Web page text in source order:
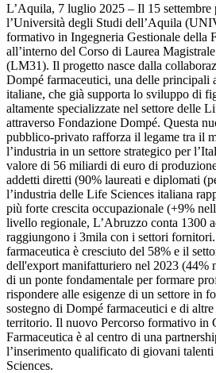
L’Aquila, 7 luglio 2025 – Il 15 settembre
l’Università degli Studi dell’Aquila
formativo in Ingegneria Gestionale della
all’interno del Corso di Laurea
(LM31). Il progetto nasce dalla
Dompé farmaceutici, una delle principali
italiane, che già supporta lo sviluppo di
altamente specializzate nel settore delle
attraverso Fondazione Dompé. Questa
pubblico-privato rafforza il legame tra il
l’industria in un settore strategico per
valore di 56 miliardi di euro di
addetti diretti (90% laureati e diplomati
l’industria delle Life Sciences italiana
più forte crescita occupazionale (+9%
livello regionale, L’Abruzzo conta 1300
raggiungono i 3mila con i settori
farmaceutica è cresciuto del 58% e il
dell'export manifatturiero nel 2023 (44%
di un ponte fondamentale per formare
rispondere alle esigenze di un settore in
sostegno di Dompé farmaceutici e di
territorio. Il nuovo Percorso formativo in
Farmaceutica è al centro di una
l’inserimento qualificato di giovani
Sciences.